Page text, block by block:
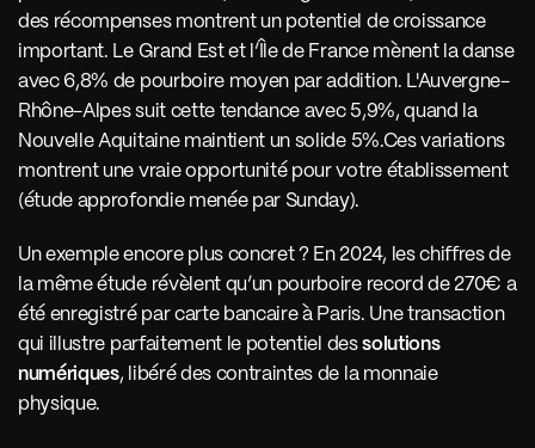
des récompenses montrent un potentiel de croissance
important. Le Grand Est et l’Île de France mènent la danse
avec 6,8% de pourboire moyen par addition. L'Auvergne-
Rhône-Alpes suit cette tendance avec 5,9%, quand la
Nouvelle Aquitaine maintient un solide 5%.Ces variations
montrent une vraie opportunité pour votre établissement
(étude approfondie menée par Sunday).
Un exemple encore plus concret ? En 2024, les chiffres de
la même étude révèlent qu’un pourboire record de 270€ a
été enregistré par carte bancaire à Paris. Une transaction
qui illustre parfaitement le potentiel des solutions
numériques, libéré des contraintes de la monnaie
physique.